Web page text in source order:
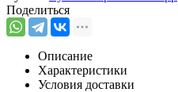
Поделиться
Описание
Характеристики
Условия доставки